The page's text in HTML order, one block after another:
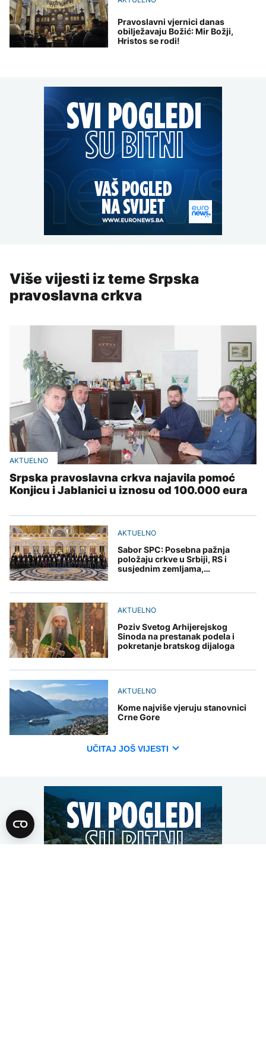
Pravoslavni vjernici danas
obilježavaju Božić: Mir Božji,
Hristos se rodi!
Više vijesti iz teme Srpska
pravoslavna crkva
AKTUELNO
Srpska pravoslavna crkva najavila pomoć
Konjicu i Jablanici u iznosu od 100.000 eura
AKTUELNO
Sabor SPC: Posebna pažnja
položaju crkve u Srbiji, RS i
susjednim zemljama,
AKTUELNO
Poziv Svetog Arhijerejskog
Sinoda na prestanak podela i
pokretanje bratskog dijaloga
AKTUELNO
Kome najviše vjeruju stanovnici
Crne Gore
UČITAJ JOŠ VIJESTI